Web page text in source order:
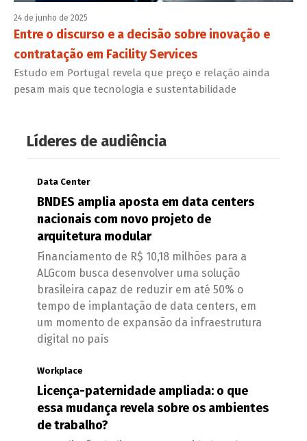
24 de junho de 2025
Entre o discurso e a decisão sobre inovação e
contratação em Facility Services
Estudo em Portugal revela que preço e relação ainda
pesam mais que tecnologia e sustentabilidade
Líderes de audiência
Data Center
BNDES amplia aposta em data centers
nacionais com novo projeto de
arquitetura modular
Financiamento de R$ 10,18 milhões para a
ALGcom busca desenvolver uma solução
brasileira capaz de reduzir em até 50% o
tempo de implantação de data centers, em
um momento de expansão da infraestrutura
digital no país
Workplace
Licença-paternidade ampliada: o que
essa mudança revela sobre os ambientes
de trabalho?